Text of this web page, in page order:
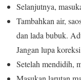
Selanjutnya,
Tambahkan air,
dan lada bubuk.
Jangan lupa
Setelah mendidih,